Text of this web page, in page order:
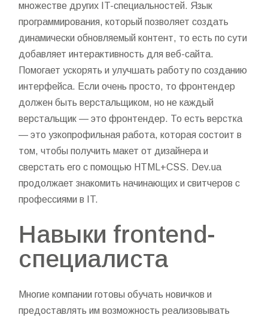
множестве других IT-специальностей. Язык
программирования, который позволяет создать
динамически обновляемый контент, то есть по сути
добавляет интерактивность для веб-сайта.
Помогает ускорять и улучшать работу по созданию
интерфейса. Если очень просто, то фронтендер
должен быть верстальщиком, но не каждый
верстальщик — это фронтендер. То есть верстка
— это узкопрофильная работа, которая состоит в
том, чтобы получить макет от дизайнера и
сверстать его с помощью HTML+CSS. Dev.ua
продолжает знакомить начинающих и свитчеров с
профессиями в IT.
Навыки frontend-
специалиста
Многие компании готовы обучать новичков и
предоставлять им возможность реализовывать